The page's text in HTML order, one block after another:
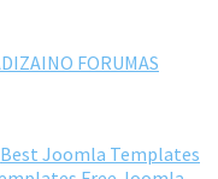
FORUMAS
Best Joomla Templates